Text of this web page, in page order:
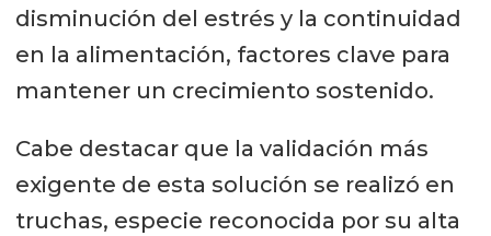
disminución del estrés y la continuidad
en la alimentación, factores clave para
mantener un crecimiento sostenido.
Cabe destacar que la validación más
exigente de esta solución se realizó en
truchas, especie reconocida por su alta